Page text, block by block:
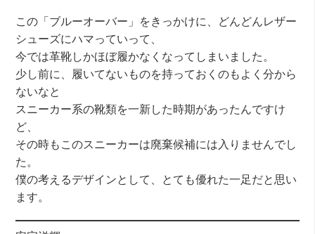
この「ブルーオーバー」をきっかけに、どんどんレザー
シューズにハマっていって、
今では革靴しかほぼ履かなくなってしまいました。
少し前に、履いてないものを持っておくのもよく分から
ないなと
スニーカー系の靴類を一新した時期があったんですけ
ど、
その時もこのスニーカーは廃棄候補には入りませんでし
た。
僕の考えるデザインとして、とても優れた一足だと思い
ます。